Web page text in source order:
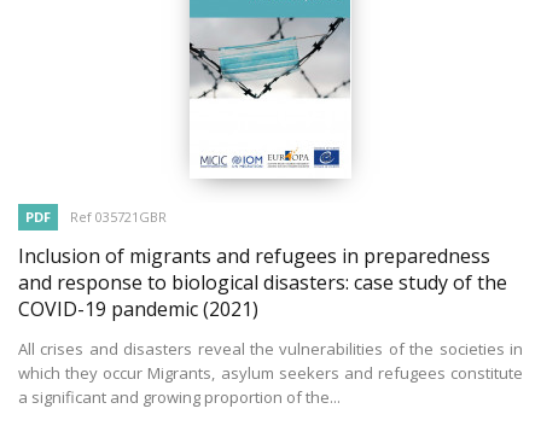
PDF Ref 035721GBR
Inclusion of migrants and refugees in preparedness
and response to biological disasters: case study of the
COVID-19 pandemic(2021)
All crises and disasters reveal the vulnerabilities of the societies in
which they occur Migrants, asylum seekers and refugees constitute
a significant and growing proportion of the...